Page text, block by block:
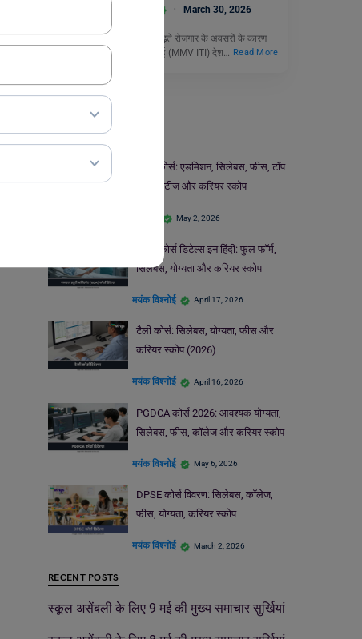
March 30, 2026
ऑटोमोबाइल सेक्टर में तेजी से बढ़ते रोजगार के अवसरों के कारण
मैकेनिक मोटर व्हीकल आईटीआई (MMV ITI) देश…
Read More
Courses
MLT कोर्स: एडमिशन, सिलेबस, फीस, टॉप
यूनिवर्सिटीज और करियर स्कोप
May 2, 2026
GDA कोर्स डिटेल्स इन हिंदी: फुल फॉर्म,
सिलेबस, योग्यता और करियर स्कोप
मयंक विश्नोई April 17, 2026
टैली कोर्स: सिलेबस, योग्यता, फीस और
करियर स्कोप (2026)
मयंक विश्नोई April 16, 2026
PGDCA कोर्स 2026: आवश्यक योग्यता,
सिलेबस, फीस, कॉलेज और करियर स्कोप
मयंक विश्नोई May 6, 2026
DPSE कोर्स विवरण: सिलेबस, कॉलेज,
फीस, योग्यता, करियर स्कोप
मयंक विश्नोई March 2, 2026
RECENT POSTS
स्कूल असेंबली के लिए 9 मई की मुख्य समाचार सुर्खियां